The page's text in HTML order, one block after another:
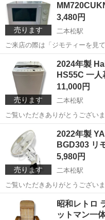
わせやすいく、AV機器...
売ります
3,480円
二本松駅
ご来店の際は「ジモティーを見
＊＊ ＊ ＊＊ ＊ ＊＊ 【商品情報】 ・メーカー：ニトリ ・型
番：MM720CUKN3 ・年式：
二本松駅
売ります
2024年製
HS55C 一
11,000円
二本松駅
ご覧いただきありがとうございます。 Haier（ハイアール）の
濯機「JW-HS55C」です。 2024年製と高年式で、5.5kg容量の一人暮
らしや単身赴任に最適なモデル
で、到着...
二本松駅
売ります
2022年製
BGD303 リ
5,980円
二本松駅
ご覧いただきありがとうございます。 YAMAZEN（山善）の
風機「YMRX-BGD303」です。 2022年製で比較的新しく、リモコン付
きの便利なモデルです。 上下
しており、お...
福島 二本松市 二本松駅
昭和レトロ
ットマン一